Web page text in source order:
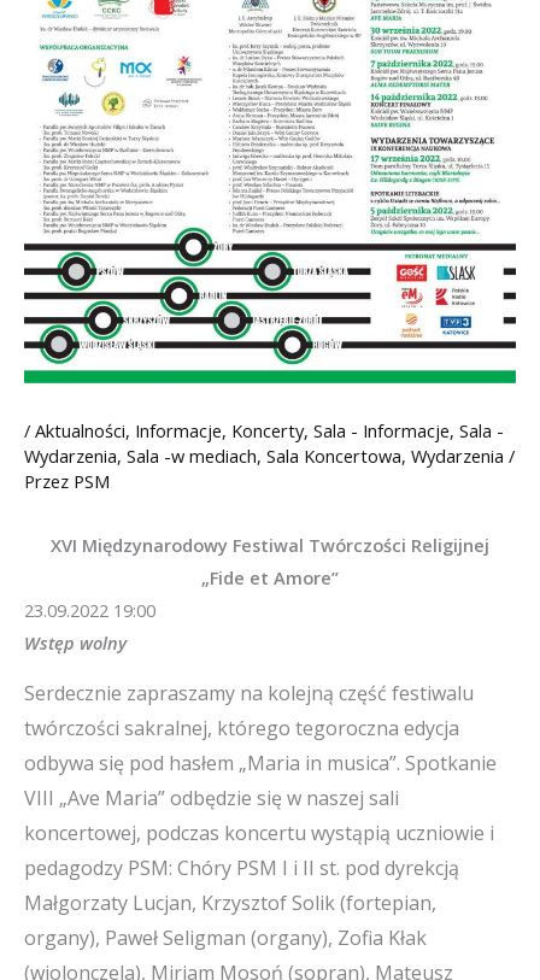
/ Aktualności, Informacje, Koncerty, Sala - Informacje, Sala -
Wydarzenia, Sala -w mediach, Sala Koncertowa, Wydarzenia /
Przez PSM
XVI Międzynarodowy Festiwal Twórczości Religijnej
„Fide et Amore”
23.09.2022 19:00
Wstęp wolny
Serdecznie zapraszamy na kolejną część festiwalu
twórczości sakralnej, którego tegoroczna edycja
odbywa się pod hasłem „Maria in musica”. Spotkanie
VIII „Ave Maria” odbędzie się w naszej sali
koncertowej, podczas koncertu wystąpią uczniowie i
pedagodzy PSM: Chóry PSM I i II st. pod dyrekcją
Małgorzaty Lucjan, Krzysztof Solik (fortepian,
organy), Paweł Seligman (organy), Zofia Kłak
(wiolonczela), Miriam Mosoń (sopran), Mateusz